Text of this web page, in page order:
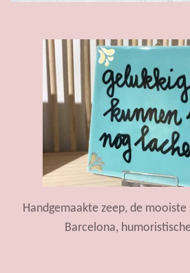
Handgemaakte zeep, de
Barcelona,